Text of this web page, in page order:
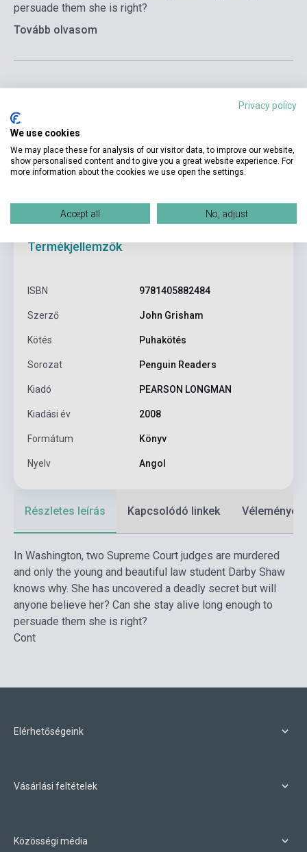
persuade them she is right?
Tovább olvasom
Kosárba
Termékjellemzők
ISBN 9781405882484
Szerző John Grisham
Kötés Puhakötés
Sorozat Penguin Readers
Kiadó PEARSON LONGMAN
Kiadási év 2008
Formátum Könyv
Nyelv Angol
Részletes leírás Kapcsolódó linkek Vélemények
In Washington, two Supreme Court judges are murdered
and only the young and beautiful law student Darby Shaw
knows why. She has uncovered a deadly secret but will
anyone believe her? Can she stay alive long enough to
persuade them she is right?
Cont
Elérhetőségeink
Vásárlási feltételek
Közösségi média
Privacy policy
We use cookies
We may place these for analysis of our visitor data, to improve our website,
show personalised content and to give you a great website experience. For
more information about the cookies we use open the settings.
Accept all No, adjust